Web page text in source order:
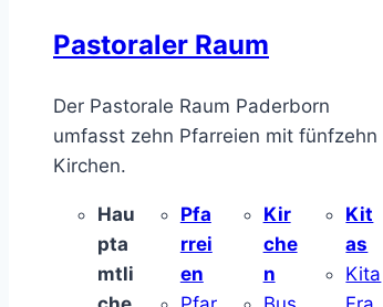
Pastoraler Raum
Der Pastorale Raum Paderborn
umfasst zehn Pfarreien mit fünfzehn
Kirchen.
Hau
pta
mtli
Pfa
rrei
en
Kir
che
n
Kit
as
Kita